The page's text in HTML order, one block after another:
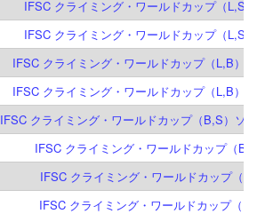
IFSC クライミング・ワールドカップ（L,S
IFSC クライミング・ワールドカップ（L,S
IFSC クライミング・ワールドカップ（L,B）
IFSC クライミング・ワールドカップ（L,B）
IFSC クライミング・ワールドカップ（B,S）ソ
IFSC クライミング・ワールドカップ（
IFSC クライミング・ワールドカップ（B
IFSC クライミング・ワールドカップ（